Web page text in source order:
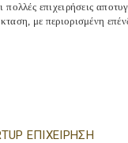
επιχειρήσεις
με περιορισμένη
ΕΠΙΧΕΙΡΗΣΗ